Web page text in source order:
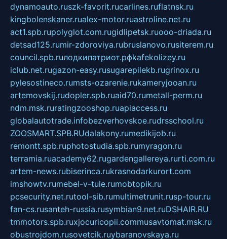
dynamoauto.ruszk-favorit.rucarlines.ruflatnsk.ru
kingbolenskaner.rualex-motor.ruastroline.net.ru
act1.spb.rupolyglot.com.rugidlipetsk.ruooo-driada.ru
detsad125.rumir-zdoroviya.rubruslanovo.rusiterem.ru
council.spb.ruлодкипатриот.рфkafekolizey.ru
iclub.net.rugazon-easy.rusugarepilekb.rugrinox.ru
pylesostineco.rumsts-ozarenie.rukameryjooan.ru
artemovskij.rudopler.spb.ruaid70.rumetall-perm.ru
ndm.msk.ruratingzooshop.ruapiaccess.ru
globalautotrade.infobezverhovskoe.rudrsschool.ru
ZOOSMART.SPB.RUdalakony.rumedikijob.ru
remontt.spb.ruphotostudia.spb.rumyragon.ru
terramia.ruacademy62.rugardengallereya.rurti.com.ru
artem-news.rubiserinca.rukrasnodarkurort.com
imshowtv.rumebel-v-tule.rumobtopik.ru
pcsecurity.net.rutool-sib.rumultimetrunit.rusp-tour.ru
fan-cs.rusanteh-russia.rusymbian9.net.ruDSHAIR.RU
tmmotors.spb.ruxjocuricopii.commusavtomat.msk.ru
obustrojdom.rusovetcik.ruybaranovskaya.ru